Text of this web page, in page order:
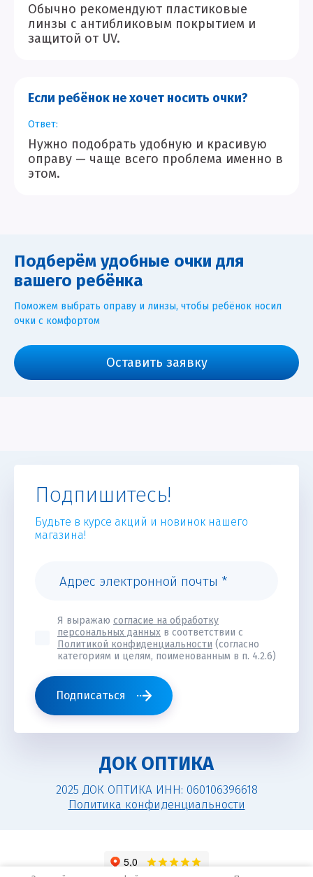
Обычно рекомендуют пластиковые
линзы с антибликовым покрытием и
защитой от UV.
Если ребёнок не хочет носить очки?
Ответ:
Нужно подобрать удобную и красивую
оправу — чаще всего проблема именно в
этом.
Подберём удобные очки для
вашего ребёнка
Поможем выбрать оправу и линзы, чтобы ребёнок носил
очки с комфортом
Оставить заявку
Подпишитесь!
Будьте в курсе акций и новинок нашего
магазина!
Я выражаю согласие на обработку
персональных данных в соответствии с
Политикой конфиденциальности (согласно
категориям и целям, поименованным в п. 4.2.6)
Подписаться
ДОК ОПТИКА
2025 ДОК ОПТИКА ИНН: 060106396618
Политика конфиденциальности